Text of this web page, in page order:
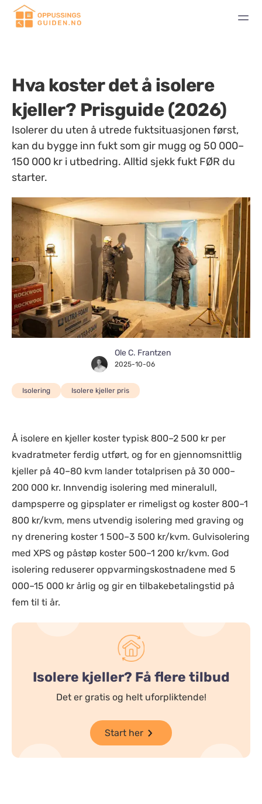
Hva koster det å isolere
kjeller? Prisguide (2026)
Isolerer du uten å utrede fuktsituasjonen først,
kan du bygge inn fukt som gir mugg og 50 000–
150 000 kr i utbedring. Alltid sjekk fukt FØR du
starter.
Ole C. Frantzen
2025-10-06
Isolering Isolere kjeller pris
Å isolere en kjeller koster typisk 800–2 500 kr per
kvadratmeter ferdig utført, og for en gjennomsnittlig
kjeller på 40–80 kvm lander totalprisen på 30 000–
200 000 kr. Innvendig isolering med mineralull,
dampsperre og gipsplater er rimeligst og koster 800–1
800 kr/kvm, mens utvendig isolering med graving og
ny drenering koster 1 500–3 500 kr/kvm. Gulvisolering
med XPS og påstøp koster 500–1 200 kr/kvm. God
isolering reduserer oppvarmingskostnadene med 5
000–15 000 kr årlig og gir en tilbakebetalingstid på
fem til ti år.
Isolere kjeller? Få flere tilbud
Det er gratis og helt uforpliktende!
Start her